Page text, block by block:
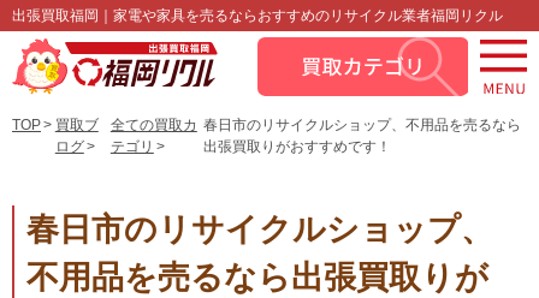
出張買取福岡｜家電や家具を売るならおすすめのリサイクル業者福岡リクル
TOP
買取ブ
ログ
全ての買取カ
テゴリ
春日市のリサイクルショップ、不用品を売るなら
出張買取りがおすすめです！
春日市のリサイクルショップ、
不用品を売るなら出張買取りが